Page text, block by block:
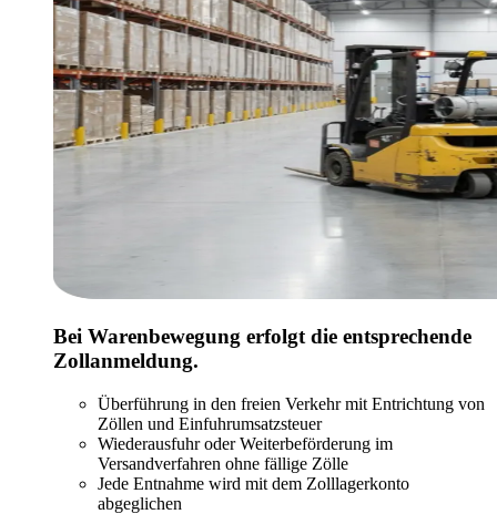
Bei Warenbewegung erfolgt die entsprechende
Zollanmeldung.
Überführung in den freien Verkehr mit Entrichtung von
Zöllen und Einfuhrumsatzsteuer
Wiederausfuhr oder Weiterbeförderung im
Versandverfahren ohne fällige Zölle
Jede Entnahme wird mit dem Zolllagerkonto
abgeglichen